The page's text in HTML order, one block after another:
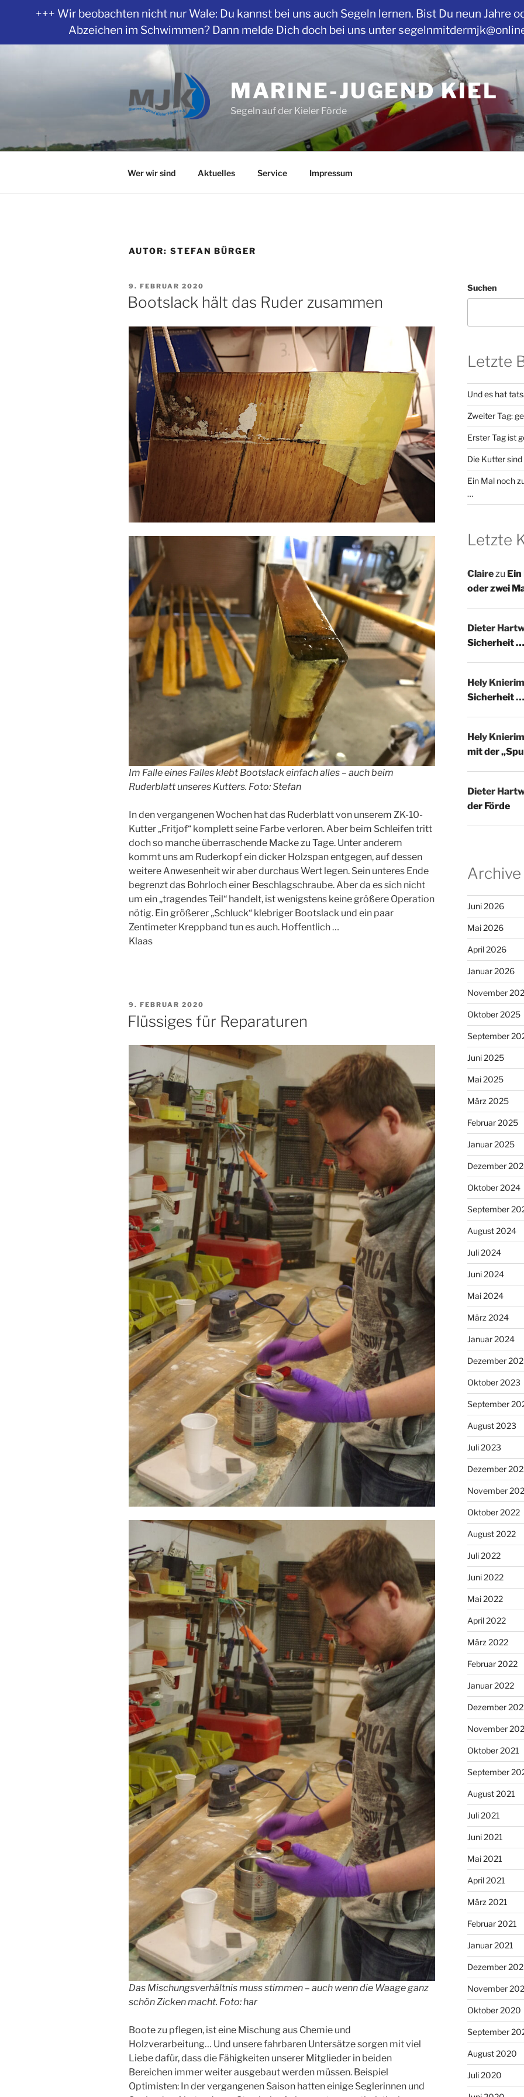
MARINE-JUGEND KIEL
Segeln auf der Kieler Förde
Wer wir sind Aktuelles Service Impressum
AUTOR: STEFAN BÜRGER
VERÖFFENTLICHT
AM
9. FEBRUAR 2020
Bootslack hält das Ruder zusammen
Im Falle eines Falles klebt Bootslack einfach alles – auch beim
Ruderblatt unseres Kutters. Foto: Stefan
In den vergangenen Wochen hat das Ruderblatt von unserem ZK-10-
Kutter „Fritjof“ komplett seine Farbe verloren. Aber beim Schleifen tritt
doch so manche überraschende Macke zu Tage. Unter anderem
kommt uns am Ruderkopf ein dicker Holzspan entgegen, auf dessen
weitere Anwesenheit wir aber durchaus Wert legen. Sein unteres Ende
begrenzt das Bohrloch einer Beschlagschraube. Aber da es sich nicht
um ein „tragendes Teil“ handelt, ist wenigstens keine größere Operation
nötig. Ein größerer „Schluck“ klebriger Bootslack und ein paar
Zentimeter Kreppband tun es auch. Hoffentlich …
Klaas
VERÖFFENTLICHT
AM
9. FEBRUAR 2020
Flüssiges für Reparaturen
Das Mischungsverhältnis muss stimmen – auch wenn die Waage ganz
schön Zicken macht. Foto: har
Boote zu pflegen, ist eine Mischung aus Chemie und
Holzverarbeitung… Und unsere fahrbaren Untersätze sorgen mit viel
Liebe dafür, dass die Fähigkeiten unserer Mitglieder in beiden
Bereichen immer weiter ausgebaut werden müssen. Beispiel
Optimisten: In der vergangenen Saison hatten einige Seglerinnen und
Suchen
Letzte
Und es hat
Zweiter Tag:
Erster Tag ist
Die Kutter
Ein Mal noch
…
Letzte
Clairezu
oder zwei
Dieter
Sicherheit
Hely Knierim
Sicherheit
Hely Knierim
mit der
Dieter
der Förde
Archive
Juni 2026
Mai 2026
April 2026
Januar 2026
November
Oktober 2025
September
Juni 2025
Mai 2025
März 2025
Februar 2025
Januar 2025
Dezember
Oktober 2024
September
August 2024
Juli 2024
Juni 2024
Mai 2024
März 2024
Januar 2024
Dezember
Oktober 2023
September
August 2023
Juli 2023
Dezember
November
Oktober 2022
August 2022
Juli 2022
Juni 2022
Mai 2022
April 2022
März 2022
Februar 2022
Januar 2022
Dezember
November
Oktober 2021
September
August 2021
Juli 2021
Juni 2021
Mai 2021
April 2021
März 2021
Februar 2021
Januar 2021
Dezember
November
Oktober 2020
September
August 2020
Juli 2020
+++ Wir beobachten nicht nur Wale: Du kannst bei uns auch Segeln lernen. Bist Du neun Jahre
Abzeichen im Schwimmen? Dann melde Dich doch bei uns unter